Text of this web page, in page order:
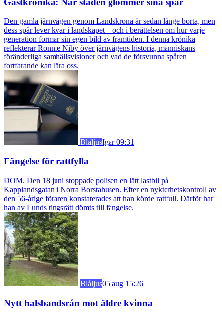
Gästkrönika: När staden glömmer sina spår
Den gamla järnvägen genom Landskrona är sedan länge borta, men
dess spår lever kvar i landskapet – och i berättelsen om hur varje
generation formar sin egen bild av framtiden. I denna krönika
reflekterar Ronnie Niby över järnvägens historia, människans
föränderliga samhällsvisioner och vad de försvunna spåren
fortfarande kan lära oss.
BlåljusIgår 09:31
Fängelse för rattfylla
DOM. Den 18 juni stoppade polisen en lätt lastbil på
Kapplandsgatan i Norra Borstahusen. Efter en nykterhetskontroll av
den 56-årige föraren konstaterades att han körde rattfull. Därför har
han av Lunds tingsrätt dömts till fängelse.
Blåljus05 aug 15:26
Nytt halsbandsrån mot äldre kvinna